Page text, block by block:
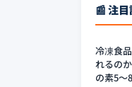
📰 注
冷凍食
れるの
の素5〜